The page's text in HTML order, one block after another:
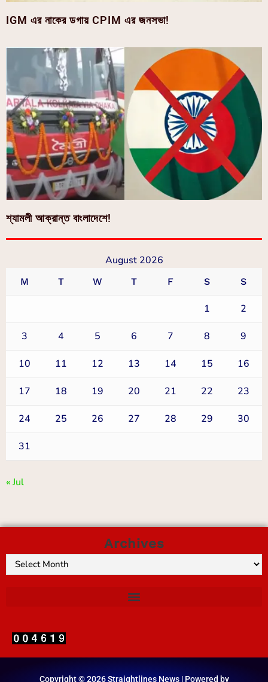
IGM এর নাকের ডগায় CPIM এর জনসভা!
শ্যামলী আক্রান্ত বাংলাদেশে!
August 2026
M T W T F S S
1 2
3 4 5 6 7 8 9
10 11 12 13 14 15 16
17 18 19 20 21 22 23
24 25 26 27 28 29 30
31
« Jul
Archives
Copyright © 2026 Straightlines News | Powered by